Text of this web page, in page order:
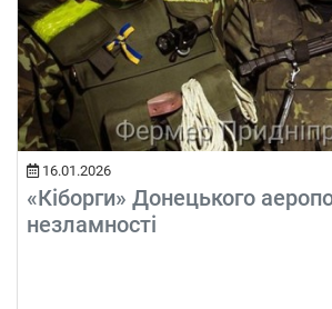
16.01.2026
«Кіборги» Донецького
незламності